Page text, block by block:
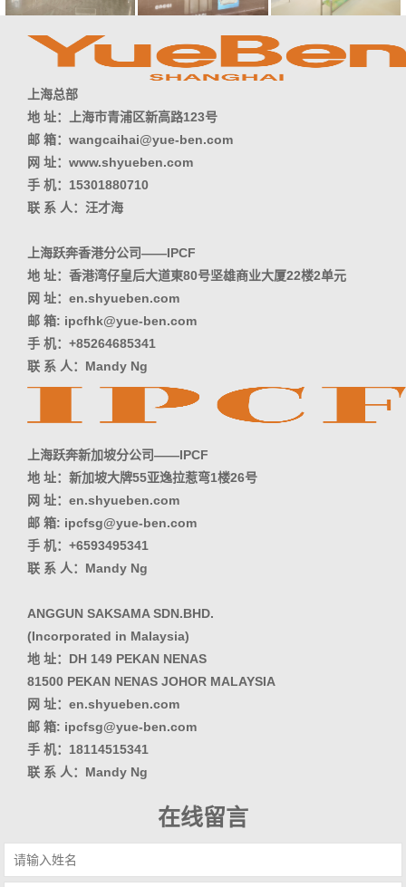
上海总部
地 址：上海市青浦区新高路123号
邮 箱：wangcaihai@yue-ben.com
网 址：www.shyueben.com
手 机：15301880710
联 系 人：汪才海
上海跃奔香港分公司——IPCF
地 址：香港湾仔皇后大道東80号坚雄商业大厦22楼2单元
网 址：en.shyueben.com
邮 箱: ipcfhk@yue-ben.com
手 机：+85264685341
联 系 人：Mandy Ng
上海跃奔新加坡分公司——IPCF
地 址：新加坡大牌55亚逸拉惹弯1楼26号
网 址：en.shyueben.com
邮 箱: ipcfsg@yue-ben.com
手 机：+6593495341
联 系 人：Mandy Ng
ANGGUN SAKSAMA SDN.BHD.
(Incorporated in Malaysia)
地 址：DH 149 PEKAN NENAS
81500 PEKAN NENAS JOHOR MALAYSIA
网 址：en.shyueben.com
邮 箱: ipcfsg@yue-ben.com
手 机：18114515341
联 系 人：Mandy Ng
在线留言